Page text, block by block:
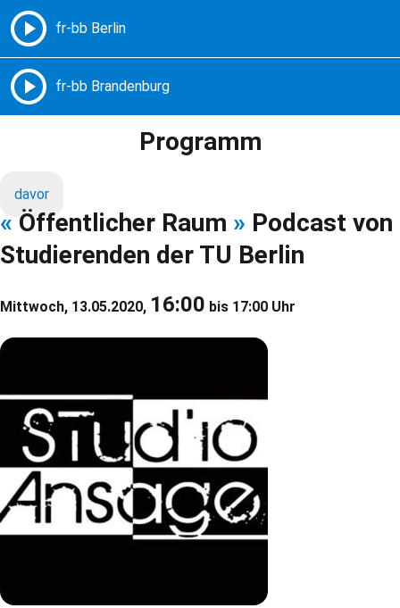
Freie Radios – Berlin Brandenburg
Programm
davor
« Öffentlicher Raum » Podcast von
Studierenden der TU Berlin
Mittwoch, 13.05.2020, 16:00 bis 17:00 Uhr